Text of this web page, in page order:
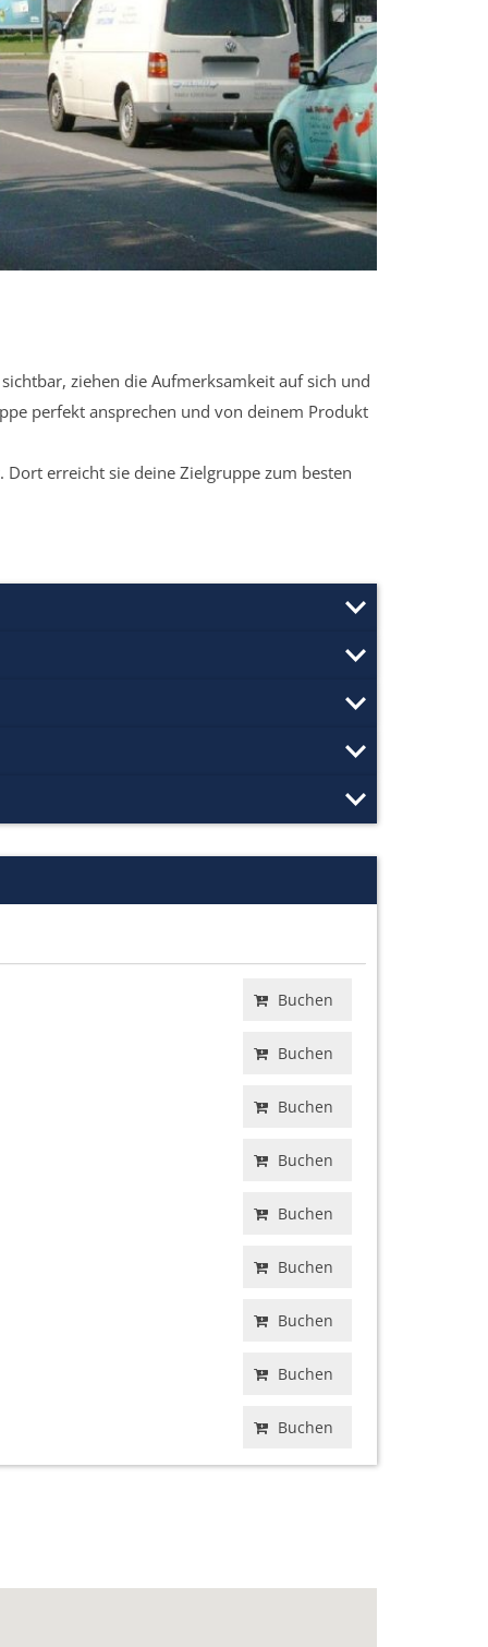
ziehen die Aufmerksamkeit auf sich und
perfekt ansprechen und von deinem Produkt
erreicht sie deine Zielgruppe zum besten
Buchen
Buchen
Buchen
Buchen
Buchen
Buchen
Buchen
Buchen
Buchen